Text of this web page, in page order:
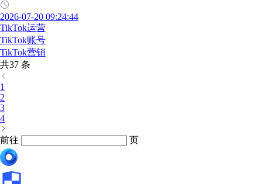
2026-07-20 09:24:44
TikTok运营
TikTok账号
TikTok营销
共37 条
1
2
3
4
前往 页